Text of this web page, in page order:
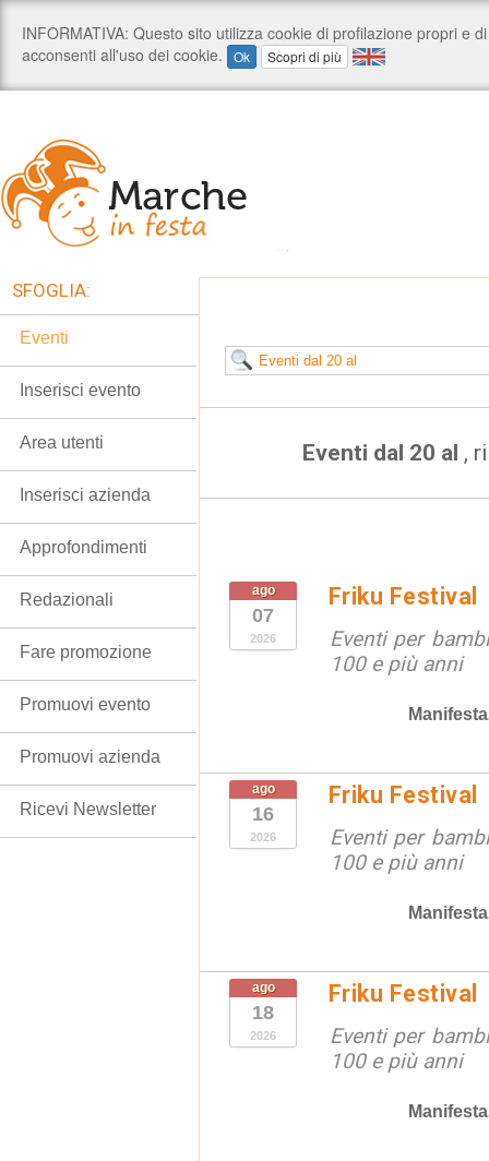
Eventi dal 20 al ,
ago
07
2026
Friku Festival
Eventi per
100 e più anni
ago
16
2026
Friku Festival
Eventi per
100 e più anni
ago
18
2026
Friku Festival
Eventi per
100 e più anni
SFOGLIA:
Eventi
Inserisci evento
Area utenti
Inserisci azienda
Approfondimenti
Redazionali
Fare promozione
Promuovi evento
Promuovi azienda
Ricevi Newsletter